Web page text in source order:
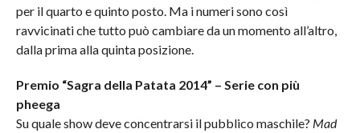
per il quarto e quinto posto. Ma i numeri sono così
ravvicinati che tutto può cambiare da un momento all’altro,
dalla prima alla quinta posizione.
Premio “Sagra della Patata 2014” – Serie con più
pheega
Su quale show deve concentrarsi il pubblico maschile? Mad